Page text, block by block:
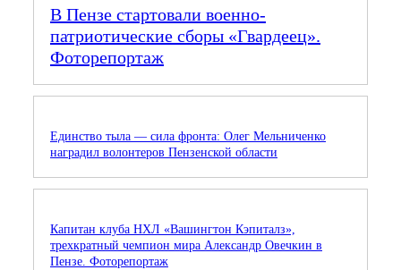
В Пензе стартовали военно-
патриотические сборы «Гвардеец».
Фоторепортаж
Единство тыла — сила фронта: Олег Мельниченко
наградил волонтеров Пензенской области
Капитан клуба НХЛ «Вашингтон Кэпиталз»,
трехкратный чемпион мира Александр Овечкин в
Пензе. Фоторепортаж